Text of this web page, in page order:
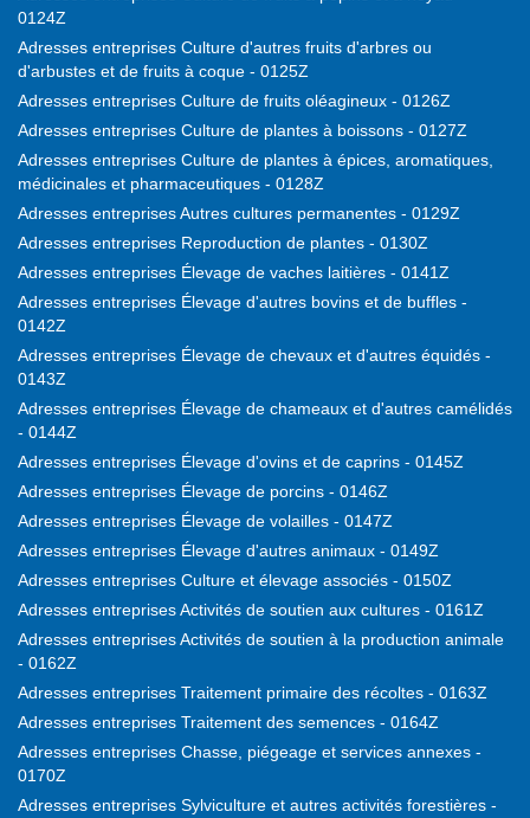
0124Z
Adresses entreprises Culture d'autres fruits d'arbres ou
d'arbustes et de fruits à coque - 0125Z
Adresses entreprises Culture de fruits oléagineux - 0126Z
Adresses entreprises Culture de plantes à boissons - 0127Z
Adresses entreprises Culture de plantes à épices, aromatiques,
médicinales et pharmaceutiques - 0128Z
Adresses entreprises Autres cultures permanentes - 0129Z
Adresses entreprises Reproduction de plantes - 0130Z
Adresses entreprises Élevage de vaches laitières - 0141Z
Adresses entreprises Élevage d'autres bovins et de buffles -
0142Z
Adresses entreprises Élevage de chevaux et d'autres équidés -
0143Z
Adresses entreprises Élevage de chameaux et d'autres camélidés
- 0144Z
Adresses entreprises Élevage d'ovins et de caprins - 0145Z
Adresses entreprises Élevage de porcins - 0146Z
Adresses entreprises Élevage de volailles - 0147Z
Adresses entreprises Élevage d'autres animaux - 0149Z
Adresses entreprises Culture et élevage associés - 0150Z
Adresses entreprises Activités de soutien aux cultures - 0161Z
Adresses entreprises Activités de soutien à la production animale
- 0162Z
Adresses entreprises Traitement primaire des récoltes - 0163Z
Adresses entreprises Traitement des semences - 0164Z
Adresses entreprises Chasse, piégeage et services annexes -
0170Z
Adresses entreprises Sylviculture et autres activités forestières -